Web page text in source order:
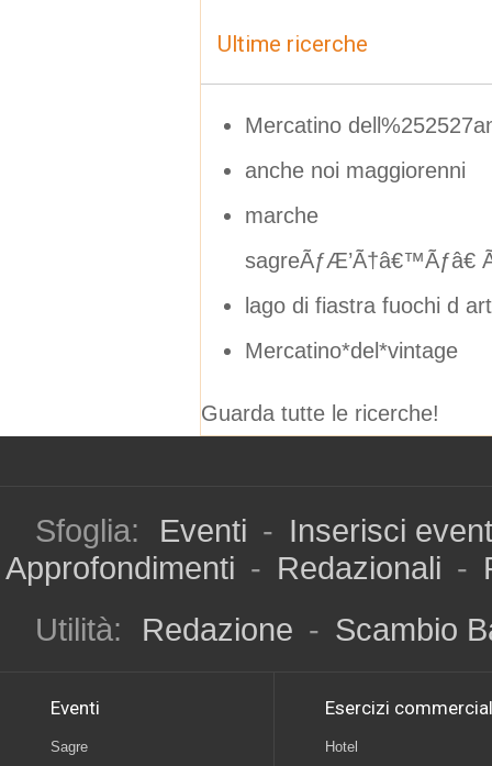
Ultime ricerche
Mercatino
anche noi maggiorenni
marche
sagreÃƒÆ’Ã†â€™Ãƒâ€
lago di fiastra fuochi d
Mercatino*del*vintage
Guarda tutte le ricerche!
Sfoglia: Eventi - Inserisci
Approfondimenti - Redazionali -
Utilità:
Redazione - Scambio
Eventi
Sagre
Esercizi
Hotel